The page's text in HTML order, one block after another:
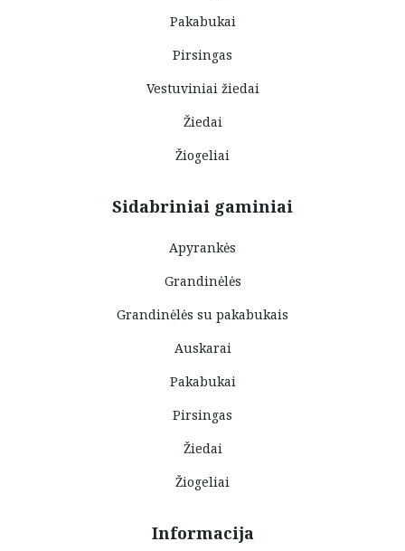
Pakabukai
Pirsingas
Vestuviniai žiedai
Žiedai
Žiogeliai
Sidabriniai gaminiai
Apyrankės
Grandinėlės
Grandinėlės su pakabukais
Auskarai
Pakabukai
Pirsingas
Žiedai
Žiogeliai
Informacija